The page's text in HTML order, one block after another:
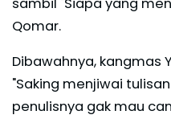
Qomar.
Dibawahnya, kangmas
"Saking menjiwai
penulisnya gak mau